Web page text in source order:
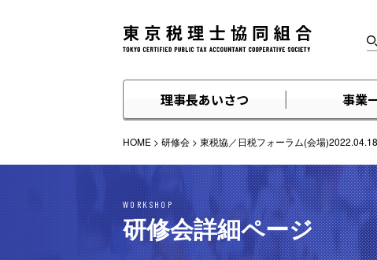
理事長あいさつ 事業
HOME > 研修会 > 東税協／日税フォーラム(会場)2022.04.18
WORKSHOP
研修会詳細ページ